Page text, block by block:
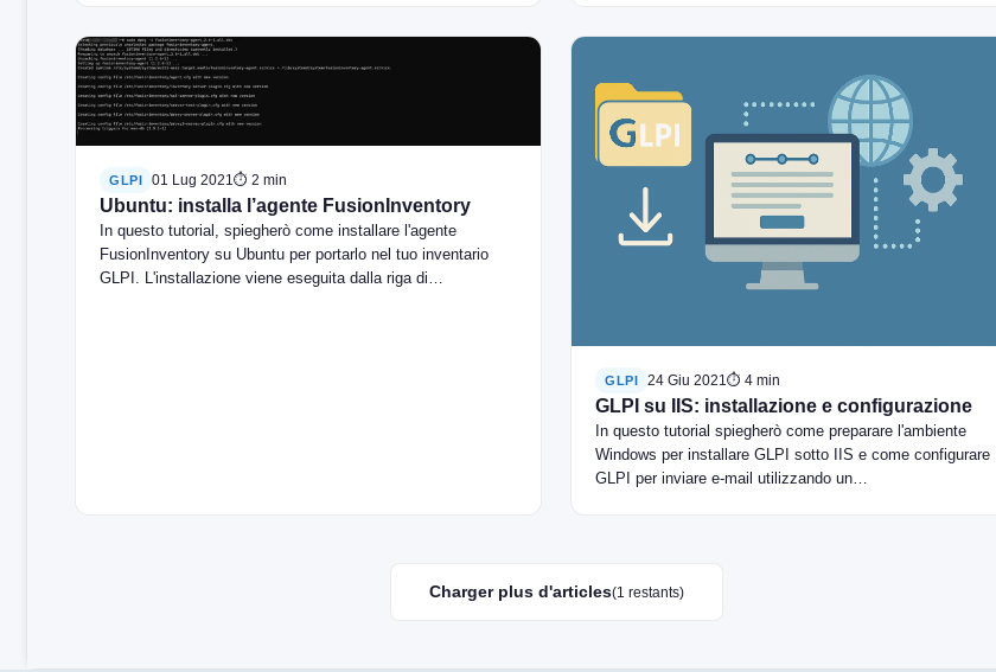
GLPI 01 Lug 2021⏱ 2 min
Ubuntu: installa l’agente FusionInventory
In questo tutorial, spiegherò come installare l'agente
FusionInventory su Ubuntu per portarlo nel tuo inventario
GLPI. L'installazione viene eseguita dalla riga di…
GLPI 24 Giu 2021⏱ 4 min
GLPI su IIS: installazione e configurazione
In questo tutorial spiegherò come preparare l'ambiente
Windows per installare GLPI sotto IIS e come configurare
GLPI per inviare e-mail utilizzando un…
Charger plus d'articles(1 restants)